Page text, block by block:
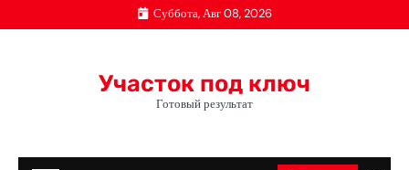
к
Суббота, Авг 08, 2026
Участок под ключ
Готовый результат